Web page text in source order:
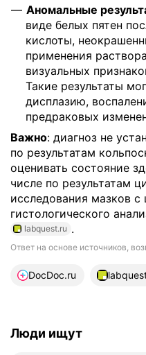
Аномальные
виде белых пятен
кислоты,
применения
визуальных
Такие результаты
дисплазию,
предраковых
Важно: диагноз не
по результатам
оценивать состояние
числе по результатам
исследования мазков
гистологического
labquest.ru .
Ответ на основе источников,
16 источников
DocDoc.ru
Люди ищут